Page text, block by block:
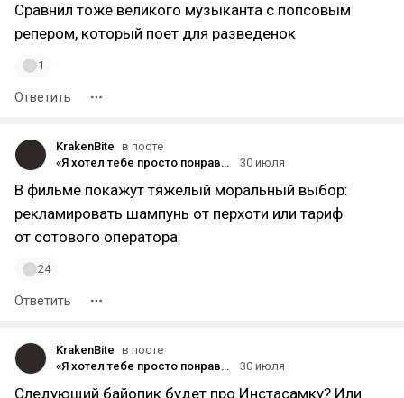
Сравнил тоже великого музыканта с попсовым
репером, который поет для разведенок
1
Ответить
KrakenBite в посте
«Я хотел тебе просто понравиться»: первый тизер-трейлер байопика про рэпера Басту
30 июля
В фильме покажут тяжелый моральный выбор:
рекламировать шампунь от перхоти или тариф
от сотового оператора
24
Ответить
KrakenBite в посте
«Я хотел тебе просто понравиться»: первый тизер-трейлер байопика про рэпера Басту
30 июля
Следующий байопик будет про Инстасамку? Или